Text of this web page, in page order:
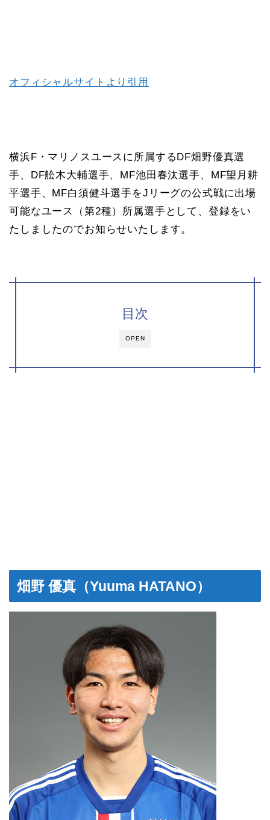
オフィシャルサイトより引用
横浜F・マリノスユースに所属するDF畑野優真選
手、DF舩木大輔選手、MF池田春汰選手、MF望月耕
平選手、MF白須健斗選手をJリーグの公式戦に出場
可能なユース（第2種）所属選手として、登録をい
たしましたのでお知らせいたします。
OPEN
目次
畑野 優真（Yuuma HATANO）